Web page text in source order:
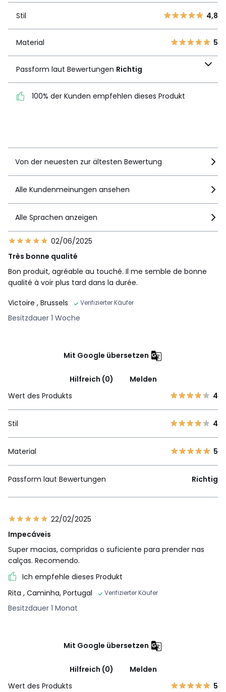
4,8
5
Bewertungen
100% der Kunden
Stil 4,8
Material 5
Passform laut Bewertungen Richtig
100% der Kunden empfehlen dieses Produkt
Von der neuesten zur ältesten Bewertung
Alle Kundenmeinungen ansehen
Alle Sprachen anzeigen
02/06/2025
Très bonne qualité
Bon produit, agréable au touché. Il me semble de bonne
qualité à voir plus tard dans la durée.
Victoire , Brussels Verifizierter Käufer
Besitzdauer 1 Woche
Mit Google übersetzen
Hilfreich (0)
Melden
Wert des Produkts
4
Stil 4
Material 5
Passform laut Bewertungen Richtig
22/02/2025
Impecáveis
Super macias, compridas o suficiente para prender nas
calças. Recomendo.
Ich empfehle dieses Produkt
Rita , Caminha, Portugal Verifizierter Käufer
Besitzdauer 1 Monat
Mit Google übersetzen
Hilfreich (0)
Melden
Wert des Produkts
5